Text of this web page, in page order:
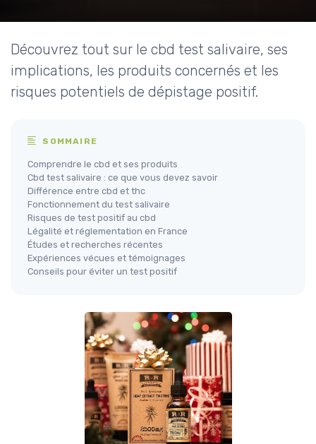
Découvrez tout sur le cbd test salivaire, ses
implications, les produits concernés et les
risques potentiels de dépistage positif.
SOMMAIRE
Comprendre le cbd et ses produits
Cbd test salivaire : ce que vous devez savoir
Différence entre cbd et thc
Fonctionnement du test salivaire
Risques de test positif au cbd
Légalité et réglementation en France
Études et recherches récentes
Expériences vécues et témoignages
Conseils pour éviter un test positif